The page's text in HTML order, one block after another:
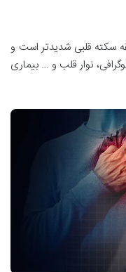
سکته قلبی شدیدتر است و
نوار قلب و … بیماری